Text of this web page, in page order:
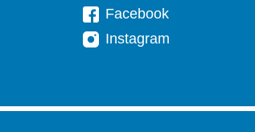
Facebook
Instagram